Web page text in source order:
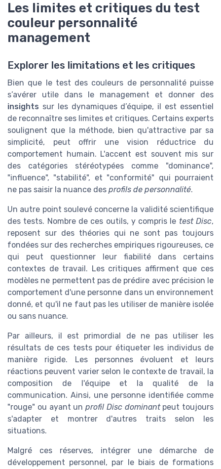
Les limites et critiques du test
couleur personnalité
management
Explorer les limitations et les critiques
Bien que le test des couleurs de personnalité puisse
s’avérer utile dans le management et donner des
insights sur les dynamiques d’équipe, il est essentiel
de reconnaître ses limites et critiques. Certains experts
soulignent que la méthode, bien qu'attractive par sa
simplicité, peut offrir une vision réductrice du
comportement humain. L'accent est souvent mis sur
des catégories stéréotypées comme "dominance",
"influence", "stabilité", et "conformité" qui pourraient
ne pas saisir la nuance des profils de personnalité.
Un autre point soulevé concerne la validité scientifique
des tests. Nombre de ces outils, y compris le test Disc,
reposent sur des théories qui ne sont pas toujours
fondées sur des recherches empiriques rigoureuses, ce
qui peut questionner leur fiabilité dans certains
contextes de travail. Les critiques affirment que ces
modèles ne permettent pas de prédire avec précision le
comportement d'une personne dans un environnement
donné, et qu'il ne faut pas les utiliser de manière isolée
ou sans nuance.
Par ailleurs, il est primordial de ne pas utiliser les
résultats de ces tests pour étiqueter les individus de
manière rigide. Les personnes évoluent et leurs
réactions peuvent varier selon le contexte de travail, la
composition de l'équipe et la qualité de la
communication. Ainsi, une personne identifiée comme
"rouge" ou ayant un profil Disc dominantpeut toujours
s'adapter et montrer d'autres traits selon les
situations.
Malgré ces réserves, intégrer une démarche de
développement personnel, par le biais de formations